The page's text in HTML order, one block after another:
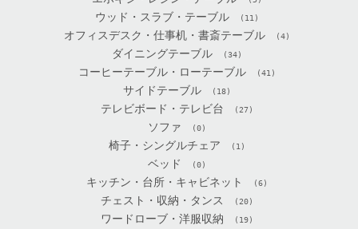
ウッド・スラブ・テーブル (11)
オフィスデスク・仕事机・書斎テーブル (4)
ダイニングテーブル (34)
コーヒーテーブル・ローテーブル (41)
サイドテーブル (18)
テレビボード・テレビ台 (27)
ソファ (0)
椅子・シングルチェア (1)
ベッド (0)
キッチン・台所・キャビネット (6)
チェスト・収納・タンス (20)
ワードローブ・洋服収納 (19)